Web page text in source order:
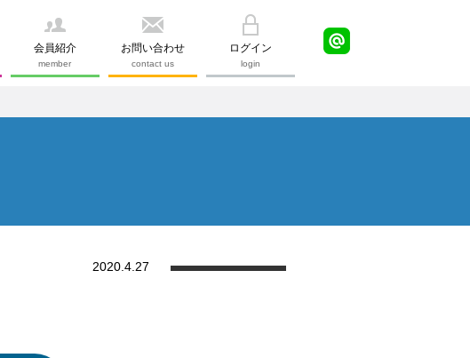
会員紹介
member
お問い合わせ
contact us
ログイン
login
2020.4.27